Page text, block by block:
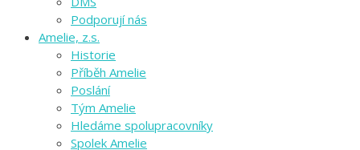
Podporují nás
Amelie, z.s.
Historie
Příběh Amelie
Poslání
Tým Amelie
Hledáme spolupracovníky
Spolek Amelie